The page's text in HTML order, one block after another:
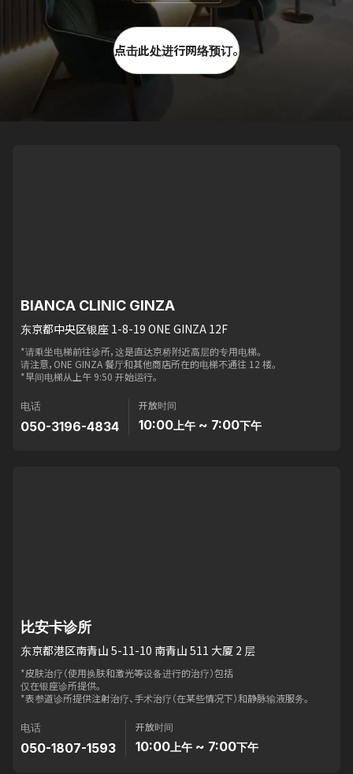
点击此处进行网络预订。
BIANCA CLINIC GINZA
东京都中央区银座 1-8-19 ONE GINZA 12F
*请乘坐电梯前往诊所，这是直达京桥附近高层的专用电梯。
请注意，ONE GINZA 餐厅和其他商店所在的电梯不通往 12 楼。
*早间电梯从上午 9:50 开始运行。
电话
050-3196-4834
开放时间
10:00 上午 ~ 7:00下午
比安卡诊所
东京都港区南青山 5-11-10 南青山 511 大厦 2 层
*皮肤治疗（使用换肤和激光等设备进行的治疗）包括
仅在银座诊所提供。
*表参道诊所提供注射治疗、手术治疗（在某些情况下）和静脉输液服务。
电话
050-1807-1593
开放时间
10:00 上午 ~ 7:00下午